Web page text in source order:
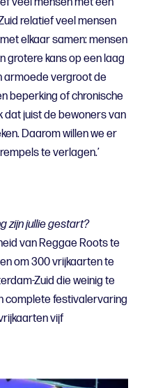
relatief veel mensen
elkaar samen: mensen
grotere kans op een laag
armoede vergroot de
beperking of chronische
dat juist de bewoners van
Daarom willen we er
te verlagen.’
zijn jullie gestart?
van Reggae Roots te
om 300 vrijkaarten te
Zuid die weinig te
complete festivalervaring
vijf